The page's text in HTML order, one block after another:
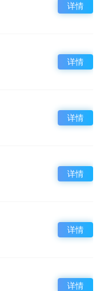
详情
详情
详情
详情
详情
详情